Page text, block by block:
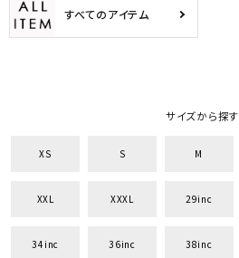
すべてのアイテム
サイズから探す
XS S M
XXL XXXL 29inc
34inc 36inc 38inc